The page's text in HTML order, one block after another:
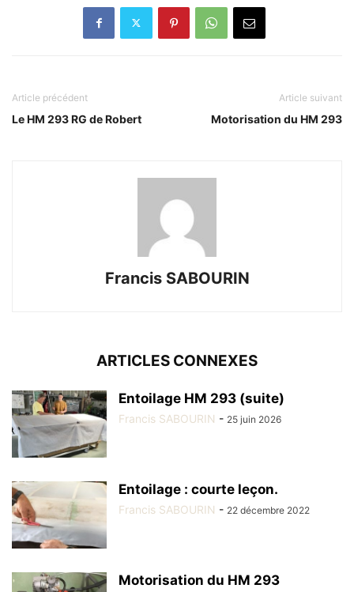
Article précédent
Le HM 293 RG de Robert
Article suivant
Motorisation du HM 293
Francis SABOURIN
ARTICLES CONNEXES
Entoilage HM 293 (suite)
Francis SABOURIN - 25 juin 2026
Entoilage : courte leçon.
Francis SABOURIN - 22 décembre 2022
Motorisation du HM 293